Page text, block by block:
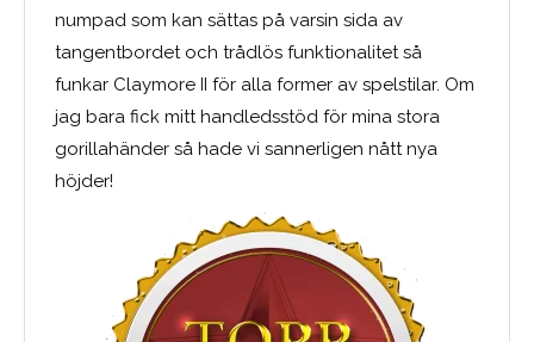
numpad som kan sättas på varsin sida av
tangentbordet och trådlös funktionalitet så
funkar Claymore II för alla former av spelstilar. Om
jag bara fick mitt handledsstöd för mina stora
gorillahänder så hade vi sannerligen nått nya
höjder!